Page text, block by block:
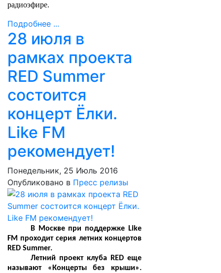
радиоэфире.
Подробнее ...
28 июля в
рамках проекта
RED Summer
состоится
концерт Ёлки.
Like FM
рекомендует!
Понедельник, 25 Июль 2016
Опубликовано в Пресс релизы
В Москве при поддержке Like
FM проходит серия летних концертов
RED Summer.
Летний проект клуба RED еще
называют «Концерты без крыши».